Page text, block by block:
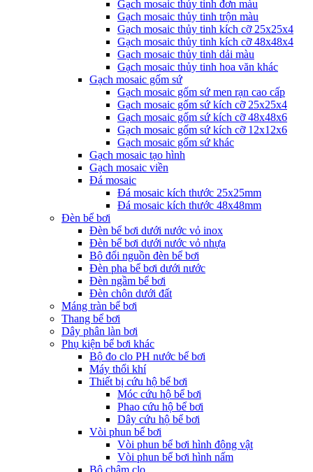
Gạch mosaic thủy tinh đơn màu
Gạch mosaic thủy tinh trộn màu
Gạch mosaic thủy tinh kích cỡ 25x25x4
Gạch mosaic thủy tinh kích cỡ 48x48x4
Gạch mosaic thủy tinh dải màu
Gạch mosaic thủy tinh hoa văn khác
Gạch mosaic gốm sứ
Gạch mosaic gốm sứ men rạn cao cấp
Gạch mosaic gốm sứ kích cỡ 25x25x4
Gạch mosaic gốm sứ kích cỡ 48x48x6
Gạch mosaic gốm sứ kích cỡ 12x12x6
Gạch mosaic gốm sứ khác
Gạch mosaic tạo hình
Gạch mosaic viền
Đá mosaic
Đá mosaic kích thước 25x25mm
Đá mosaic kích thước 48x48mm
Đèn bể bơi
Đèn bể bơi dưới nước vỏ inox
Đèn bể bơi dưới nước vỏ nhựa
Bộ đổi nguồn đèn bể bơi
Đèn pha bể bơi dưới nước
Đèn ngầm bể bơi
Đèn chôn dưới đất
Máng tràn bể bơi
Thang bể bơi
Dây phân làn bơi
Phụ kiện bể bơi khác
Bộ đo clo PH nước bể bơi
Máy thổi khí
Thiết bị cứu hộ bể bơi
Móc cứu hộ bể bơi
Phao cứu hộ bể bơi
Dây cứu hộ bể bơi
Vòi phun bể bơi
Vòi phun bể bơi hình động vật
Vòi phun bể bơi hình nấm
Bộ châm clo